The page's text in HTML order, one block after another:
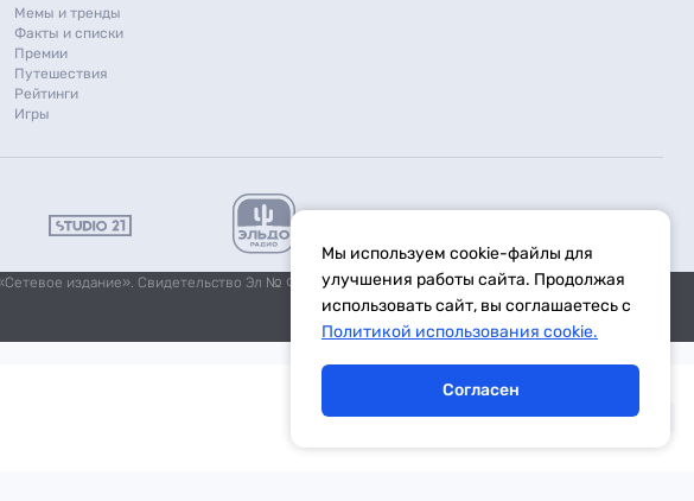
Мемы и тренды
Факты и списки
Премии
Путешествия
Рейтинги
Игры
издание». Свидетельство Эл № ФС77-59972 от 21.11.2014 выдано Федеральной
Мы используем cookie-файлы для
улучшения работы сайта. Продолжая
использовать сайт, вы соглашаетесь с
Политикой использования cookie.
Согласен